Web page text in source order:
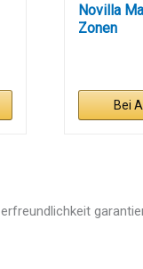
Novilla
Zonen
Bei